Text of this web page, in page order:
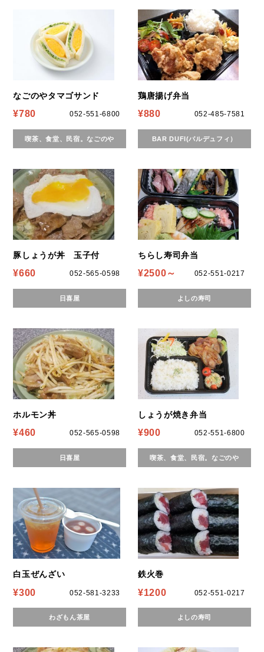
なごのやタマゴサンド
¥780 052-551-6800
喫茶、食堂、民宿。なごのや
鶏唐揚げ弁当
¥880 052-485-7581
BAR DUFI(バルデュフィ）
豚しょうが丼 玉子付
¥660 052-565-0598
日喜屋
ちらし寿司弁当
¥2500～ 052-551-0217
よしの寿司
ホルモン丼
¥460 052-565-0598
日喜屋
しょうが焼き弁当
¥900 052-551-6800
喫茶、食堂、民宿。なごのや
白玉ぜんざい
¥300 052-581-3233
わざもん茶屋
鉄火巻
¥1200 052-551-0217
よしの寿司